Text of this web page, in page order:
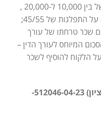
הגבייה בפועל, וכי בטווחים של בין 10,000 ל-20,000 ,
היו הצדדים מגיעים להסכמה על התפלגות של 45/55;
שכר טרחתו של עורך
המיוחס לעורך הדין –
הלקוח להוסיף לשכר
תקנות ההוצאה לפועל (ראשון לציון) 512046-04-23-